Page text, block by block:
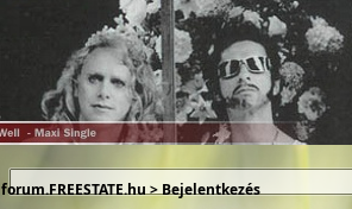
forum.FREESTATE.hu> Bejelentkezés